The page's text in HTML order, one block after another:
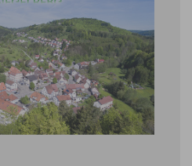
FREIGEGEBEN